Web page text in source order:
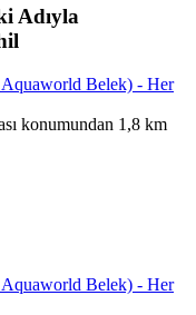
Adıyla
Belek) - Her
konumundan 1,8 km
Belek) - Her